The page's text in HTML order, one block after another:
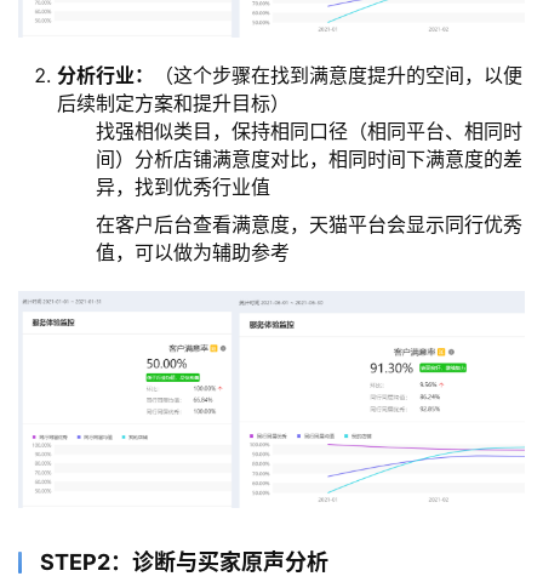
分析行业：
（这个步骤在找到满意度提升的空间，以便
后续制定方案和提升目标）
找强相似类目，保持相同口径（相同平台、相同时
间）分析店铺满意度对比，相同时间下满意度的差
异，找到优秀行业值
在客户后台查看满意度，天猫平台会显示同行优秀
值，可以做为辅助参考
STEP2：诊断与买家原声分析